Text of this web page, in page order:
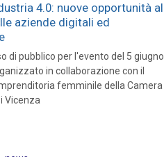
4.0: nuove opportunità al
aziende digitali ed
di pubblico per l'evento del 5 giugno
in collaborazione con il
femminile della Camera
Vicenza